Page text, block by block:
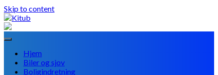
Skip to content
Hjem
Biler og sjov
Boligindretning